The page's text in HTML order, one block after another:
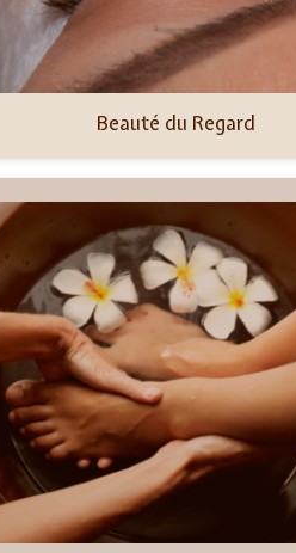
Beauté du Regard